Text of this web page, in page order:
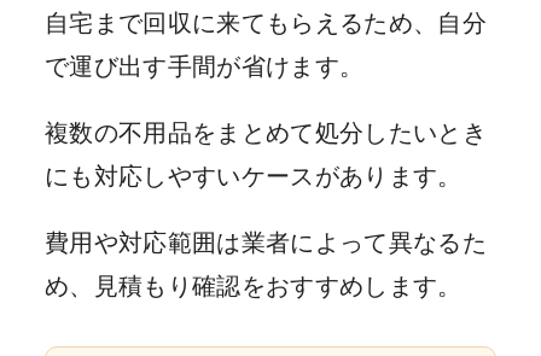
自宅まで回収に来てもらえるため、自分
で運び出す手間が省けます。
複数の不用品をまとめて処分したいとき
にも対応しやすいケースがあります。
費用や対応範囲は業者によって異なるた
め、見積もり確認をおすすめします。